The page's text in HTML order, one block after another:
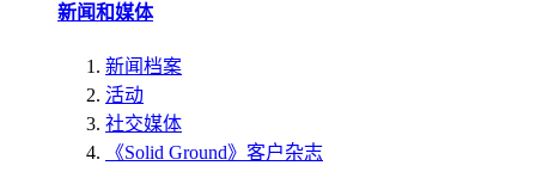
新闻和媒体
新闻档案
活动
社交媒体
《Solid Ground》客户杂志